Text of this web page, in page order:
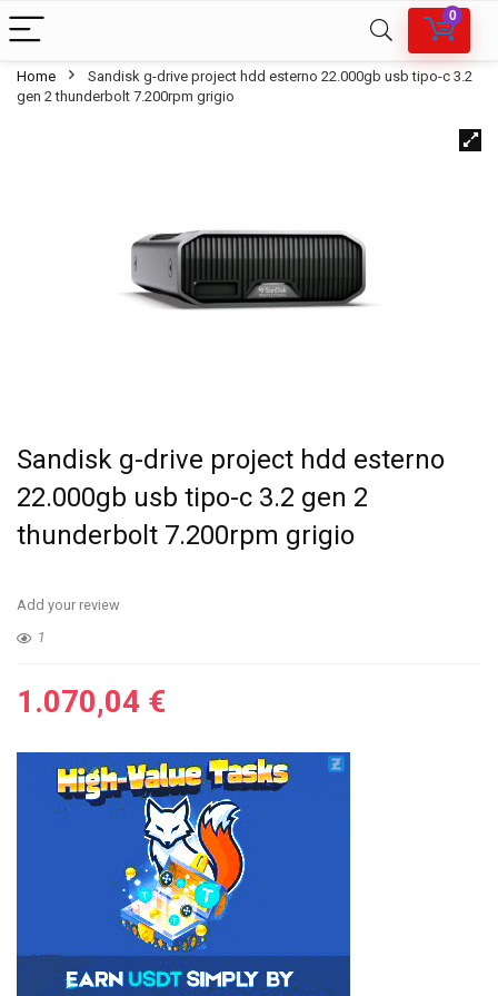
0
Home
Sandisk g-drive project hdd esterno 22.000gb usb tipo-c 3.2
gen 2 thunderbolt 7.200rpm grigio
Sandisk g-drive project hdd esterno
22.000gb usb tipo-c 3.2 gen 2
thunderbolt 7.200rpm grigio
Add your review
1
1.070,04 €